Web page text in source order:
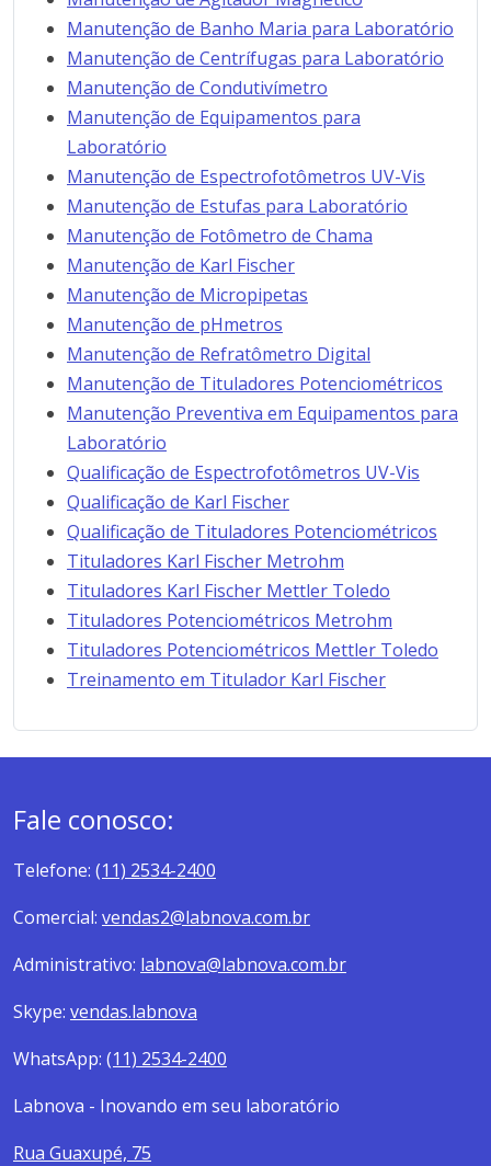
Manutenção de Banho Maria para Laboratório
Manutenção de Centrífugas para Laboratório
Manutenção de Condutivímetro
Manutenção de Equipamentos para
Laboratório
Manutenção de Espectrofotômetros UV-Vis
Manutenção de Estufas para Laboratório
Manutenção de Fotômetro de Chama
Manutenção de Karl Fischer
Manutenção de Micropipetas
Manutenção de pHmetros
Manutenção de Refratômetro Digital
Manutenção de Tituladores Potenciométricos
Manutenção Preventiva em Equipamentos para
Laboratório
Qualificação de Espectrofotômetros UV-Vis
Qualificação de Karl Fischer
Qualificação de Tituladores Potenciométricos
Tituladores Karl Fischer Metrohm
Tituladores Karl Fischer Mettler Toledo
Tituladores Potenciométricos Metrohm
Tituladores Potenciométricos Mettler Toledo
Treinamento em Titulador Karl Fischer
Fale conosco:
Telefone: (11) 2534-2400
Comercial: vendas2@labnova.com.br
Administrativo: labnova@labnova.com.br
Skype: vendas.labnova
WhatsApp: (11) 2534-2400
Labnova - Inovando em seu laboratório
Rua Guaxupé, 75